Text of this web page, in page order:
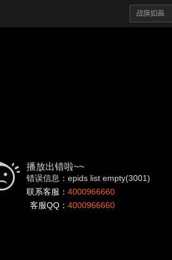
播放出错啦~~
错误信息：epids list empty(3001)
联系客服： 4000966660
客服QQ： 4000966660